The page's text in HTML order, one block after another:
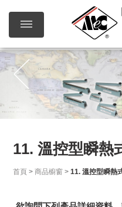
明嘉企
業有限
公司
Mercier
繁體中文
11. 溫控型瞬熱
首頁 >商品櫥窗 >11. 溫控型瞬熱